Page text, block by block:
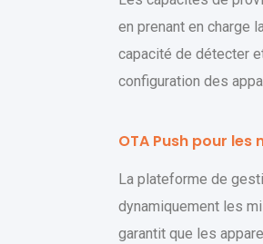
en prenant en charge
capacité de détecter
configuration des
OTA Push pour
La plateforme de
dynamiquement les
garantit que les